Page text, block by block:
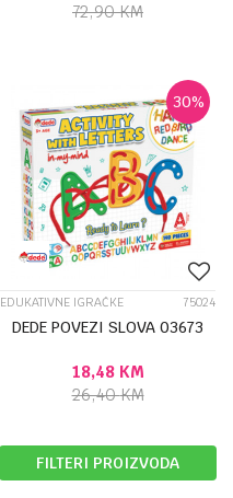
72,90KM
30%
EDUKATIVNE IGRAČKE 75024
DEDE POVEZI SLOVA 03673
18,48 KM
26,40KM
FILTERI PROIZVODA